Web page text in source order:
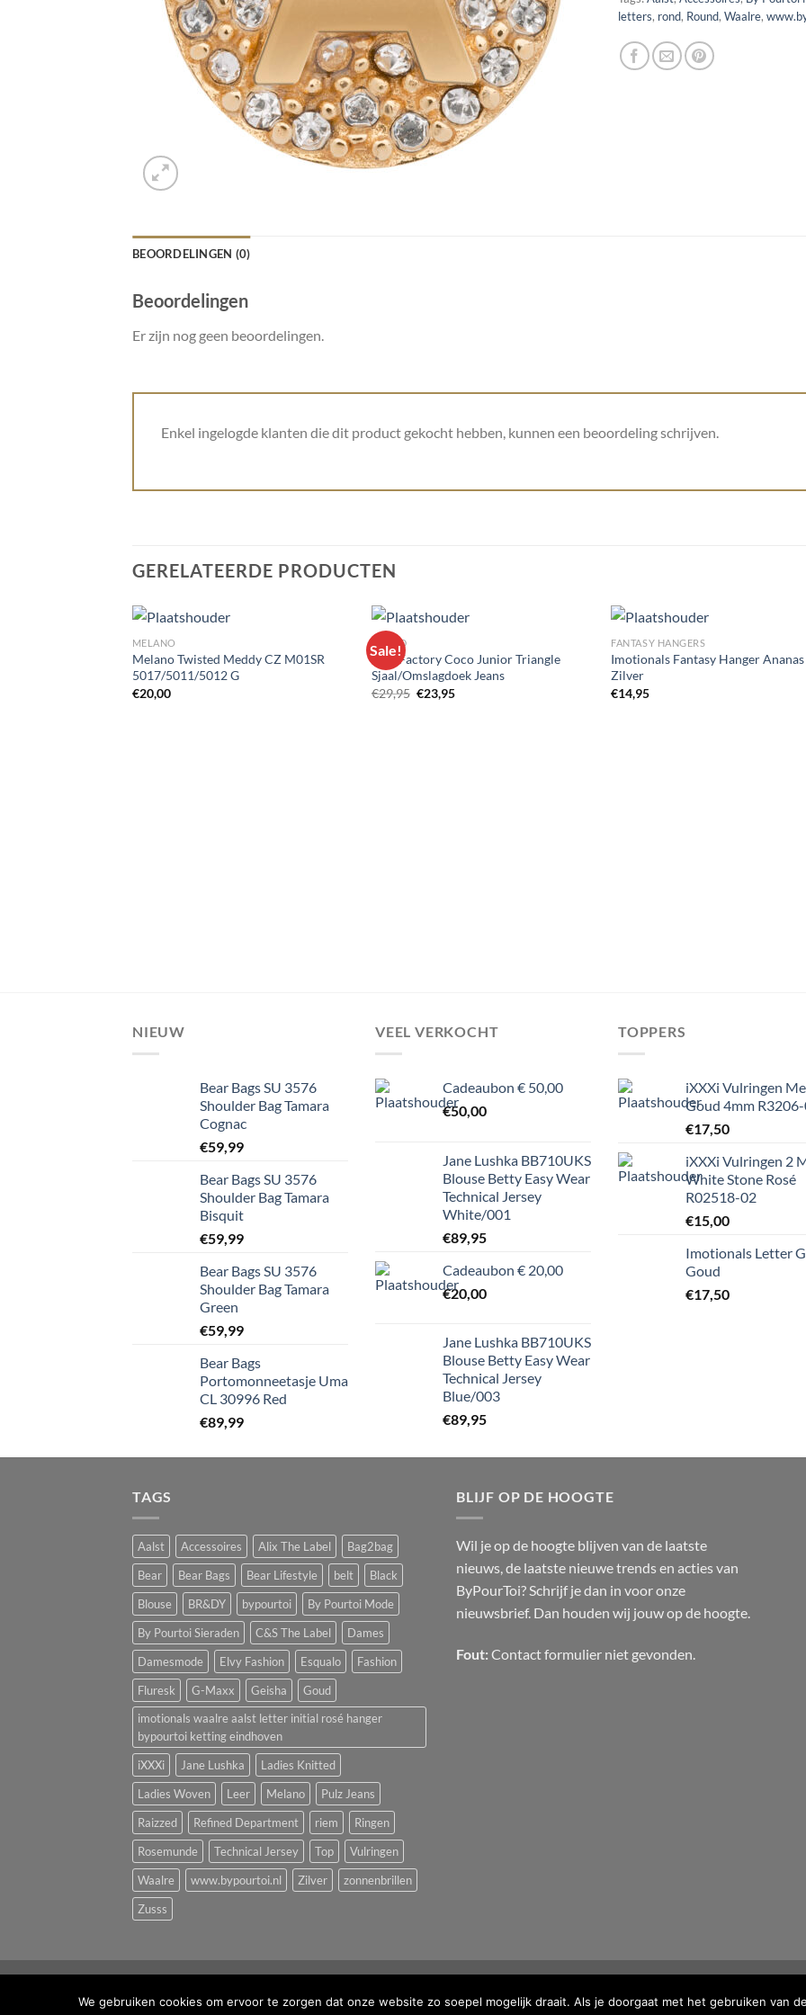
letters, rond, Round, Waalre,
BEOORDELINGEN (0)
Beoordelingen
Er zijn nog geen beoordelingen.
Enkel ingelogde klanten die dit product gekocht hebben, kunnen een beoordeling schrijven.
GERELATEERDE PRODUCTEN
MELANO
Melano Twisted Meddy CZ M01SR
5017/5011/5012 G
€20,00
Sale!
BRAND
Knit Factory Coco Junior Triangle
Sjaal/Omslagdoek Jeans
€29,95 Oorspronkelijke
prijs
€23,95Huidige
FANTASY HANGERS
Imotionals Fantasy Hanger Ananas
Zilver
€14,95
NIEUW
Bear Bags SU 3576
Shoulder Bag Tamara
Cognac
€59,99
Bear Bags SU 3576
Shoulder Bag Tamara
Bisquit
€59,99
Bear Bags SU 3576
Shoulder Bag Tamara
Green
€59,99
Bear Bags
Portomonneetasje Uma
CL 30996 Red
€89,99
VEEL VERKOCHT
Cadeaubon € 50,00
€50,00
Jane Lushka BB710UKS
Blouse Betty Easy Wear
Technical Jersey
White/001
€89,95
Cadeaubon € 20,00
€20,00
Jane Lushka BB710UKS
Blouse Betty Easy Wear
Technical Jersey
Blue/003
€89,95
TOPPERS
iXXXi Vulringen
Goud 4mm
€17,50
iXXXi Vulringen 2
White Stone Rosé
R02518-02
€15,00
Imotionals Letter G
Goud
€17,50
TAGS
Aalst Accessoires Alix The Label
Bag2bag
Bear
Bear Bags Bear Lifestyle belt
Black
Blouse
BR&DY bypourtoi
By Pourtoi Mode
By Pourtoi Sieraden
C&S The Label
Dames
Damesmode
Elvy Fashion Esqualo
Fashion
Fluresk
G-Maxx Geisha
Goud
imotionals waalre aalst letter initial rosé hanger
bypourtoi ketting eindhoven
iXXXi
Jane Lushka
Ladies Knitted
Ladies Woven
Leer Melano
Pulz Jeans
Raizzed
Refined Department riem
Ringen
Rosemunde
Technical Jersey Top
Vulringen
Waalre
www.bypourtoi.nl Zilver
zonnenbrillen
Zusss
BLIJF OP DE HOOGTE
Wil je op de hoogte blijven van de laatste
nieuws, de laatste nieuwe trends en acties van
ByPourToi? Schrijf je dan in voor onze
nieuwsbrief. Dan houden wij jouw op de hoogte.
Fout: Contact formulier niet gevonden.
Copyright 2026 ©ByPourToi
We gebruiken cookies om ervoor te zorgen dat onze website zo soepel mogelijk draait. Als je doorgaat met het gebruiken van